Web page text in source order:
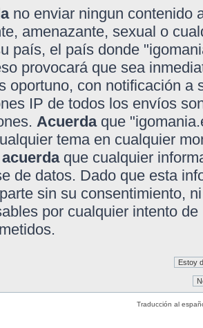
no enviar ningun contenido
amenazante, sexual o
país, el país donde
provocará que sea
oportuno, con notificación a
IP de todos los envíos
Acuerdaque
tema en cualquier
acuerdaque cualquier
de datos. Dado que esta
sin su consentimiento,
por cualquier intento
Traducción al